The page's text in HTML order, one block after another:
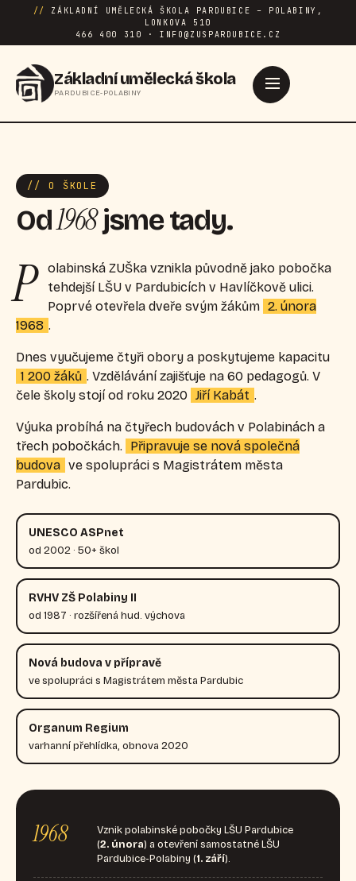
//
ZÁKLADNÍ UMĚLECKÁ ŠKOLA PARDUBICE – POLABINY,
LONKOVA 510
466 400 310 · INFO@ZUSPARDUBICE.CZ
Základní umělecká škola
PARDUBICE-POLABINY
// O ŠKOLE
Od1968jsme tady.
P
olabinská ZUŠka vznikla původně jako pobočka
tehdejší LŠU v Pardubicích v Havlíčkově ulici.
Poprvé otevřela dveře svým žákům 2. února
1968 .
Dnes vyučujeme čtyři obory a poskytujeme kapacitu
1 200 žáků . Vzdělávání zajišťuje na 60 pedagogů. V
čele školy stojí od roku 2020 Jiří Kabát .
Výuka probíhá na čtyřech budovách v Polabinách a
třech pobočkách.
Připravuje se nová společná
budova ve spolupráci s Magistrátem města
Pardubic.
UNESCO ASPnet
od 2002 · 50+ škol
RVHV ZŠ Polabiny II
od 1987 · rozšířená hud. výchova
Nová budova v přípravě
ve spolupráci s Magistrátem města Pardubic
Organum Regium
varhanní přehlídka, obnova 2020
1968
Vznik polabinské pobočky LŠU Pardubice
(2. února) a otevření samostatné LŠU
Pardubice-Polabiny (1. září).